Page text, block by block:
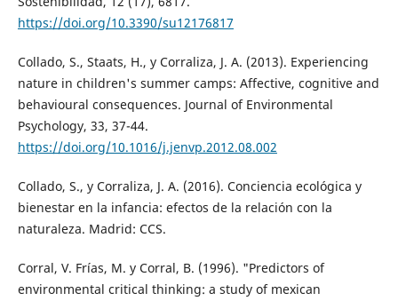
https://doi.org/10.3390/su12176817
Collado, S., Staats, H., y Corraliza, J. A. (2013). Experiencing
nature in children's summer camps: Affective, cognitive and
behavioural consequences. Journal of Environmental
Psychology, 33, 37-44.
https://doi.org/10.1016/j.jenvp.2012.08.002
Collado, S., y Corraliza, J. A. (2016). Conciencia ecológica y
bienestar en la infancia: efectos de la relación con la
naturaleza. Madrid: CCS.
Corral, V. Frías, M. y Corral, B. (1996). "Predictors of
environmental critical thinking: a study of mexican